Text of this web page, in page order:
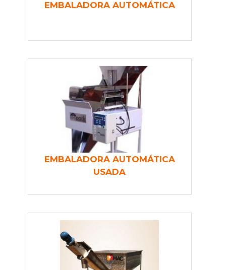
EMBALADORA AUTOMÁTICA
EMBALADORA AUTOMÁTICA
USADA